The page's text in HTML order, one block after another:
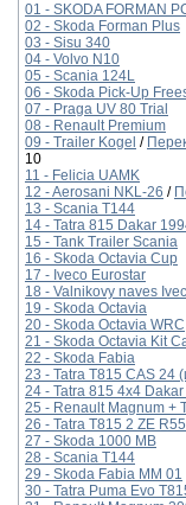
01 - SKODA FORMAN
02 - Skoda Forman Plus
03 - Sisu 340
04 - Volvo N10
05 - Scania 124L
06 - Skoda Pick-Up
07 - Praga UV 80 Trial
08 - Renault Premium
09 - Trailer Kogel /
10
11 - Felicia UAMK
12 - Aerosani NKL-26 /
13 - Scania T144
14 - Tatra 815 Dakar
15 - Tank Trailer Scania
16 - Skoda Octavia Cup
17 - Iveco Eurostar
18 - Valnikovy nаves
19 - Skoda Octavia
20 - Skoda Octavia WRC
21 - Skoda Octavia Kit
22 - Skoda Fabia
23 - Tatra T815 CAS 24
24 - Tatra 815 4x4
25 - Renault Magnum +
26 - Tatra T815 2 ZE
27 - Skoda 1000 MB
28 - Scania T144
29 - Skoda Fabia MM 01
30 - Tatra Puma Evo